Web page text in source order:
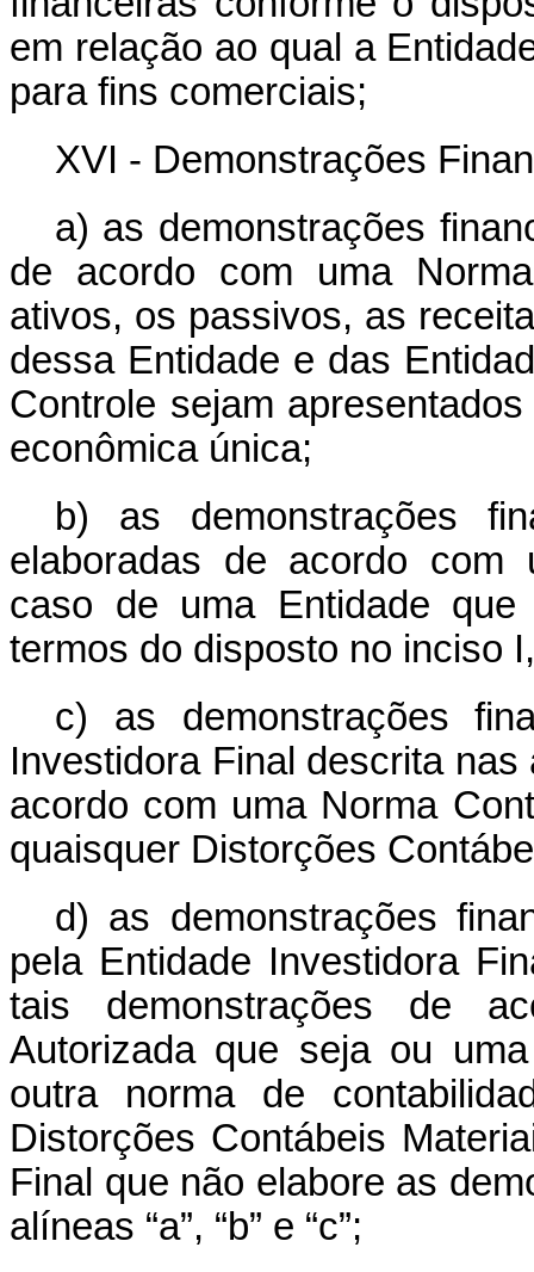
em relação ao qual a
para fins comerciais;
XVI - Demonstrações
a) as demonstrações
de acordo com uma
ativos, os passivos, as
dessa Entidade e das
Controle sejam
econômica única;
b) as demonstrações
elaboradas de acordo com
caso de uma Entidade
termos do disposto no inciso
c) as demonstrações
Investidora Final descrita nas
acordo com uma Norma
quaisquer Distorções
d) as demonstrações
pela Entidade Investidora
tais demonstrações de
Autorizada que seja ou
outra norma de
Distorções Contábeis
Final que não elabore as
alíneas “a”, “b” e “c”;